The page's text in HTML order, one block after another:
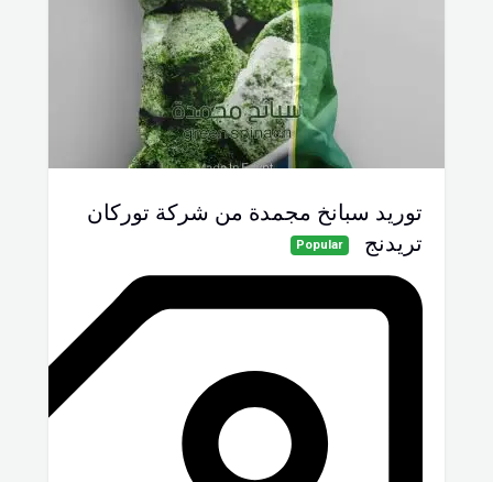
توريد سبانخ مجمدة من شركة توركان
تريدنج
Popular